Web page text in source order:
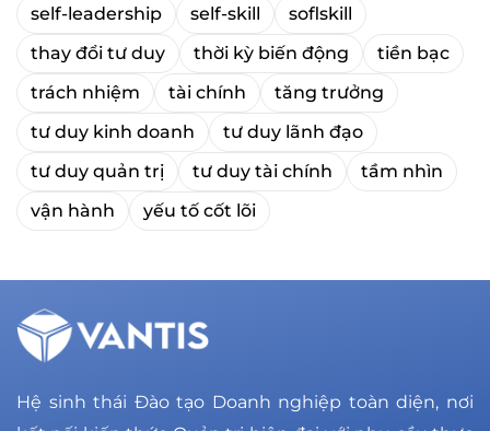
self-leadership
self-skill
soflskill
thay đổi tư duy
thời kỳ biến động
tiền bạc
trách nhiệm
tài chính
tăng trưởng
tư duy kinh doanh
tư duy lãnh đạo
tư duy quản trị
tư duy tài chính
tầm nhìn
vận hành
yếu tố cốt lõi
Hệ sinh thái Đào tạo Doanh nghiệp toàn diện, nơi